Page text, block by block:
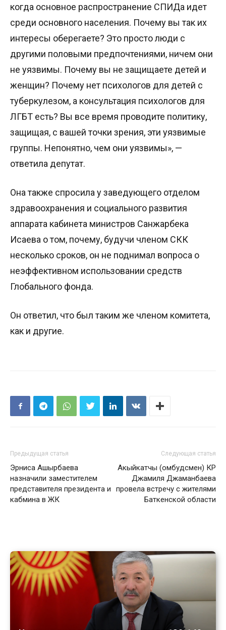
когда основное распространение СПИДа идет
среди основного населения. Почему вы так их
интересы оберегаете? Это просто люди с
другими половыми предпочтениями, ничем они
не уязвимы. Почему вы не защищаете детей и
женщин? Почему нет психологов для детей с
туберкулезом, а консультация психологов для
ЛГБТ есть? Вы все время проводите политику,
защищая, с вашей точки зрения, эти уязвимые
группы. Непонятно, чем они уязвимы», —
ответила депутат.
Она также спросила у заведующего отделом
здравоохранения и социального развития
аппарата кабинета министров Санжарбека
Исаева о том, почему, будучи членом СКК
несколько сроков, он не поднимал вопроса о
неэффективном использовании средств
Глобального фонда.
Он ответил, что был таким же членом комитета,
как и другие.
Предыдущая статья
Эрниса Ашырбаева
назначили заместителем
представителя президента и
кабмина в ЖК
Следующая статья
Акыйкатчы (омбудсмен) КР
Джамиля Джаманбаева
провела встречу с жителями
Баткенской области